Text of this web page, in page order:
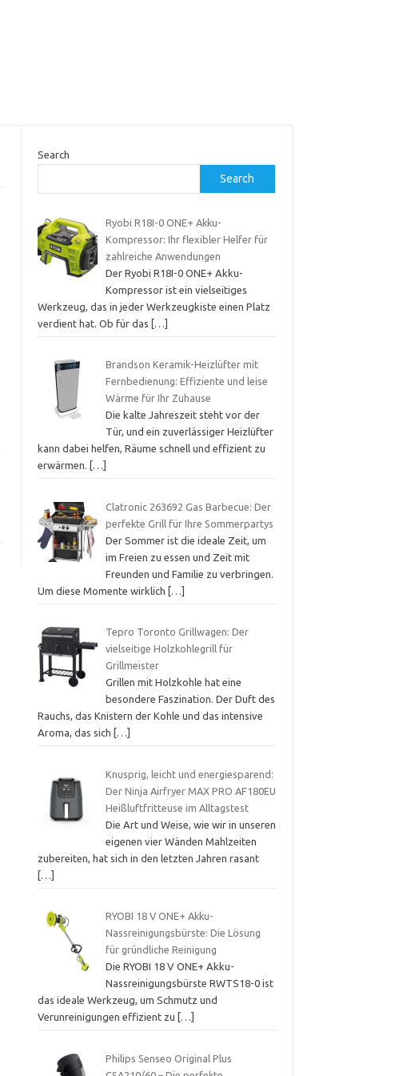
Search
Search
Ryobi R18I-0 ONE+ Akku-
Kompressor: Ihr flexibler Helfer für
zahlreiche Anwendungen
Der Ryobi R18I-0 ONE+ Akku-
Kompressor ist ein vielseitiges
Werkzeug, das in jeder Werkzeugkiste einen Platz
verdient hat. Ob für das
[…]
Brandson Keramik-Heizlüfter mit
Fernbedienung: Effiziente und leise
Wärme für Ihr Zuhause
Die kalte Jahreszeit steht vor der
Tür, und ein zuverlässiger Heizlüfter
kann dabei helfen, Räume schnell und effizient zu
erwärmen.
[…]
Clatronic 263692 Gas Barbecue: Der
perfekte Grill für Ihre Sommerpartys
Der Sommer ist die ideale Zeit, um
im Freien zu essen und Zeit mit
Freunden und Familie zu verbringen.
Um diese Momente wirklich
[…]
Tepro Toronto Grillwagen: Der
vielseitige Holzkohlegrill für
Grillmeister
Grillen mit Holzkohle hat eine
besondere Faszination. Der Duft des
Rauchs, das Knistern der Kohle und das intensive
Aroma, das sich
[…]
Knusprig, leicht und energiesparend:
Der Ninja Airfryer MAX PRO AF180EU
Heißluftfritteuse im Alltagstest
Die Art und Weise, wie wir in unseren
eigenen vier Wänden Mahlzeiten
zubereiten, hat sich in den letzten Jahren rasant
[…]
RYOBI 18 V ONE+ Akku-
Nassreinigungsbürste: Die Lösung
für gründliche Reinigung
Die RYOBI 18 V ONE+ Akku-
Nassreinigungsbürste RWTS18-0 ist
das ideale Werkzeug, um Schmutz und
Verunreinigungen effizient zu
[…]
Philips Senseo Original Plus